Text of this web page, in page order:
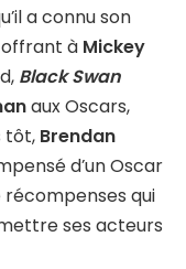
a connu son
à Mickey
Black Swan
aux Oscars,
tôt, Brendan
d’un Oscar
qui
ses acteurs